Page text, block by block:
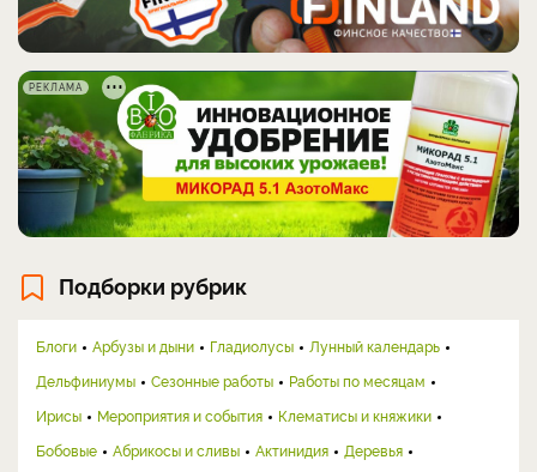
РЕКЛАМА
Подборки рубрик
Блоги Арбузы и дыни Гладиолусы
Лунный календарь
Дельфиниумы
Сезонные работы
Работы по месяцам
Ирисы
Мероприятия и события
Клематисы и княжики
Бобовые
Абрикосы и сливы Актинидия
Деревья